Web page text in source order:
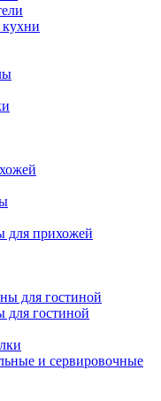
кухни
для прихожей
для гостиной
гостиной
и сервировочные